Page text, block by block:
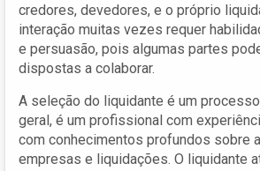
credores, devedores, e o próprio
interação muitas vezes requer
e persuasão, pois algumas partes
dispostas a colaborar.
A seleção do liquidante é um
geral, é um profissional com
com conhecimentos profundos sobre
empresas e liquidações. O liquidante